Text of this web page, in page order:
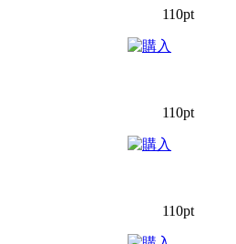
110pt
110pt
110pt